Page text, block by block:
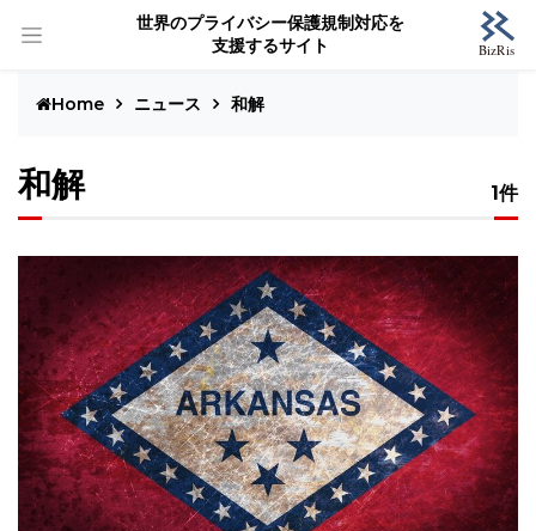
世界のプライバシー保護規制対応を
支援するサイト
Home ニュース 和解
和解 1件